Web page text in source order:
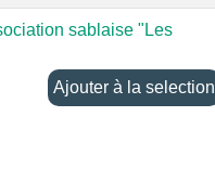
sablaise "Les
Ajouter à la selection